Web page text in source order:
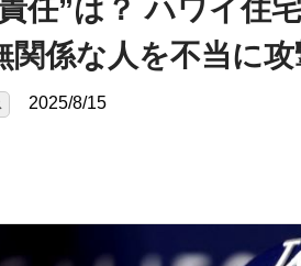
任”は？ ハワイ住
係な人を不当に攻
2025/8/15